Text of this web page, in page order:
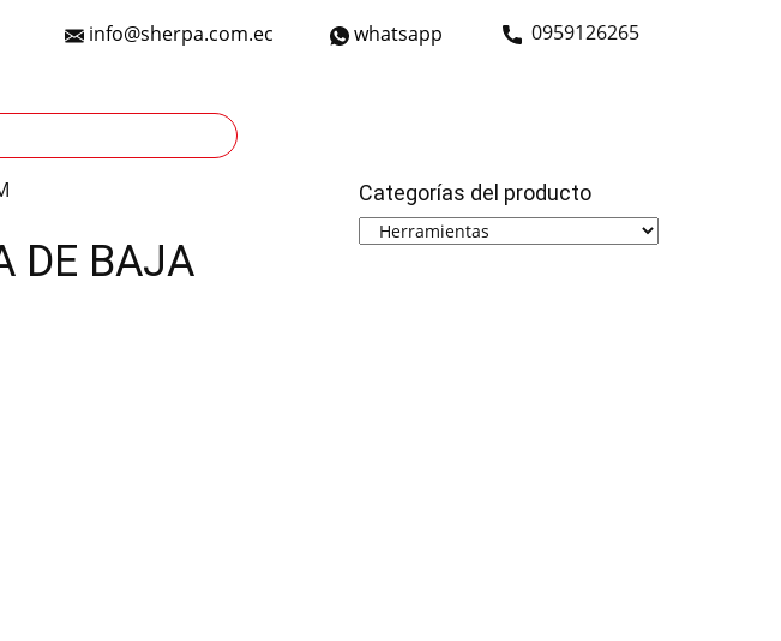
​0959126265
info@sherpa.com.ec
whatsapp
DE BAJA
Categorías del producto